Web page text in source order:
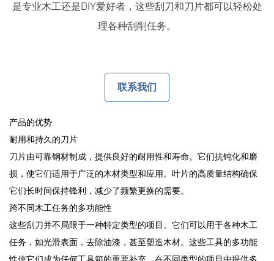
是专业木工还是DIY爱好者，这些刮刀和刀片都可以轻松处
理各种刮削任务。
联系我们
产品的优势
耐用和持久的刀片
刀片由可靠钢材制成，提供良好的耐用性和寿命。它们抗钝化和磨
损，使它们适用于广泛的木材类型和应用。叶片的高质量结构确保
它们长时间保持锋利，减少了频繁更换的需要。
跨不同木工任务的多功能性
这些刮刀并不局限于一种特定类型的项目。它们可以用于各种木工
任务，如光滑表面，去除油漆，甚至塑造木材。这些工具的多功能